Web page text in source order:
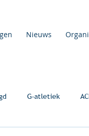
Nieuws
G-atletiek